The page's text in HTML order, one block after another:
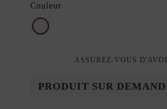
Couleur
ivoire
ASSUREZ-VOUS
PRODUIT SUR